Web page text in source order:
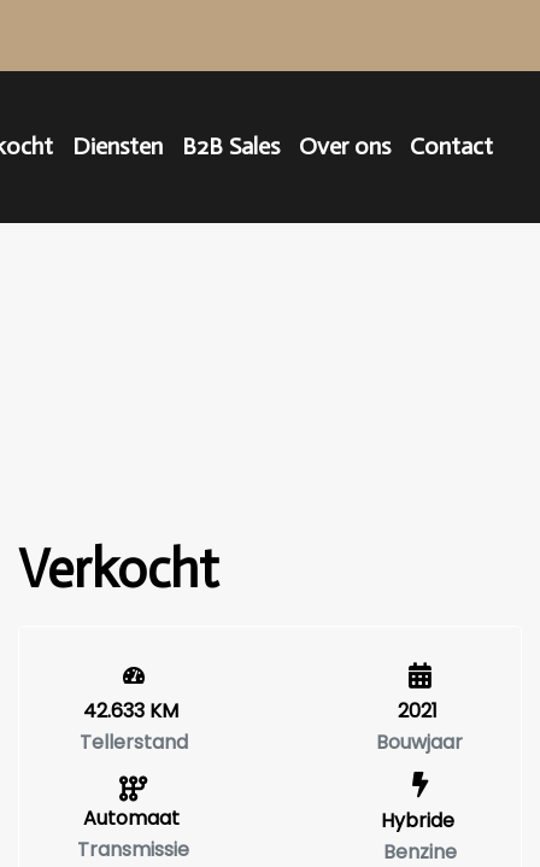
Diensten B2B Sales Over ons Contact
Verkocht
42.633 KM
Tellerstand
Automaat
Transmissie
2021
Bouwjaar
Hybride
Benzine